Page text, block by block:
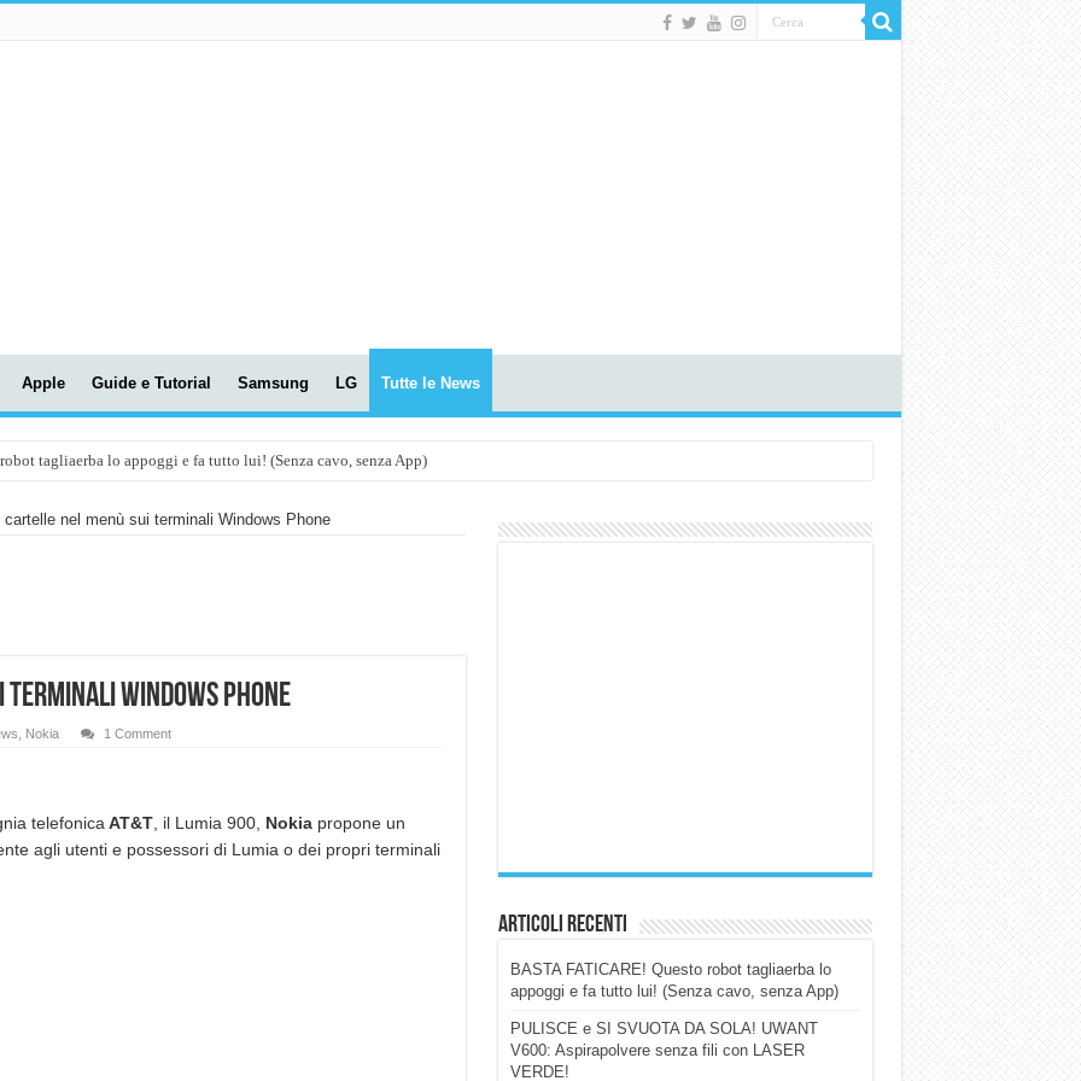
Apple Guide e Tutorial Samsung LG Tutte le News
tagliaerba lo appoggi e fa tutto lui! (Senza cavo, senza App)
suonano male? Recensione EarFun Clip 2
di un semplice vetro temperato!
su SOS, sicurezza e controllo da remoto.
cartelle nel menù sui terminali Windows Phone
Windows Phone
Nokia 1 Comment
telefonica AT&T, il Lumia 900, Nokiapropone un
agli utenti e possessori di Lumia o dei propri terminali
Articoli Recenti
BASTA FATICARE! Questo robot tagliaerba lo
appoggi e fa tutto lui! (Senza cavo, senza App)
PULISCE e SI SVUOTA DA SOLA! UWANT
V600: Aspirapolvere senza fili con LASER
VERDE!